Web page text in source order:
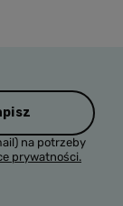
na potrzeby
prywatności.